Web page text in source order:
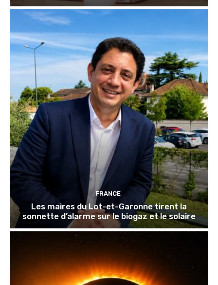
FRANCE
Les maires du Lot-et-Garonne tirent la
sonnette d’alarme sur le biogaz et le solaire